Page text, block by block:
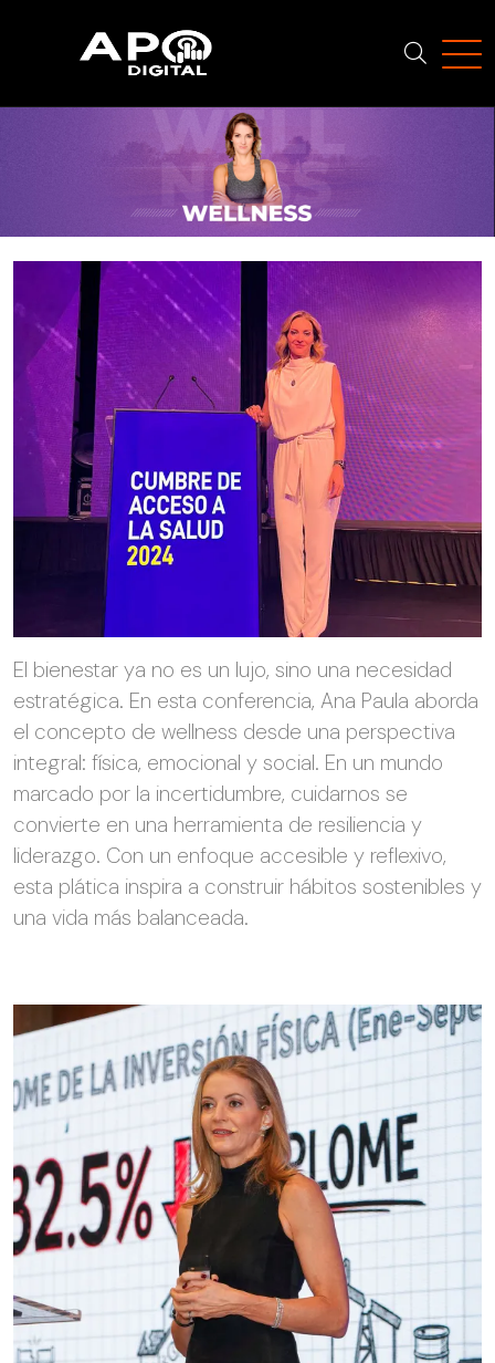
El bienestar ya no es un lujo, sino una necesidad
estratégica. En esta conferencia, Ana Paula aborda
el concepto de wellness desde una perspectiva
integral: física, emocional y social. En un mundo
marcado por la incertidumbre, cuidarnos se
convierte en una herramienta de resiliencia y
liderazgo. Con un enfoque accesible y reflexivo,
esta plática inspira a construir hábitos sostenibles y
una vida más balanceada.